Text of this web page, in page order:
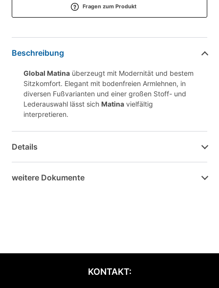
Fragen zum Produkt
Beschreibung
Global Matina überzeugt mit Modernität und bestem
Sitzkomfort. Elegant mit bodenfreien Armlehnen, in
diversen Fußvarianten und einer großen Stoff- und
Lederauswahl lässt sich Matina vielfältig
interpretieren.
Details
weitere Dokumente
KONTAKT: